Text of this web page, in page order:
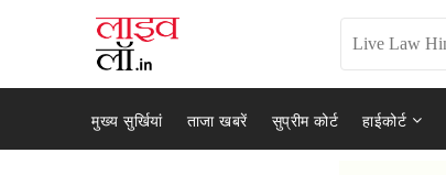
मुख्य सुर्खियां ताजा खबरें सुप्रीम कोर्ट हाईकोर्ट